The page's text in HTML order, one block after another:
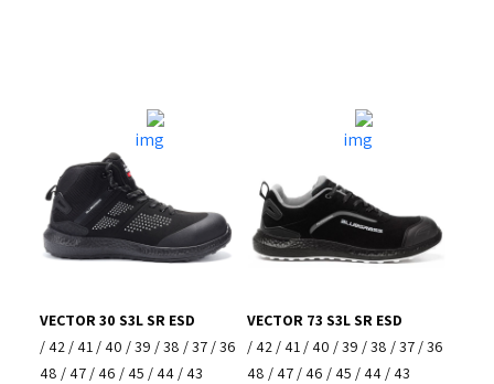
VECTOR 73 S3L SR ESD
36 / 37 / 38 / 39 / 40 / 41 / 42 /
43 / 44 / 45 / 46 / 47 / 48
VECTOR 30 S3L SR ESD
36 / 37 / 38 / 39 / 40 / 41 / 42 /
43 / 44 / 45 / 46 / 47 / 48